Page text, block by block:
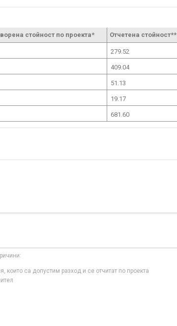
стойност по проекта* Отчетена стойност**
279.52
409.04
51.13
19.17
681.60
които са допустим разход и се отчитат по проекта